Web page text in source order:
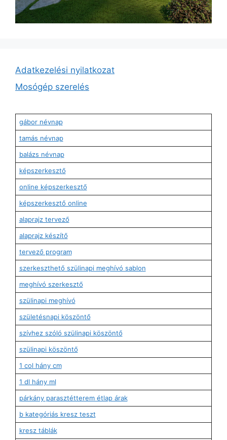
Adatkezelési nyilatkozat
Mosógép szerelés
gábor névnap
tamás névnap
balázs névnap
képszerkesztő
online képszerkesztő
képszerkesztő online
alaprajz tervező
alaprajz készítő
tervező program
szerkeszthető szülinapi meghívó sablon
meghívó szerkesztő
szülinapi meghívó
születésnapi köszöntő
szívhez szóló szülinapi köszöntő
szülinapi köszöntő
1 col hány cm
1 dl hány ml
párkány parasztétterem étlap árak
b kategóriás kresz teszt
kresz táblák